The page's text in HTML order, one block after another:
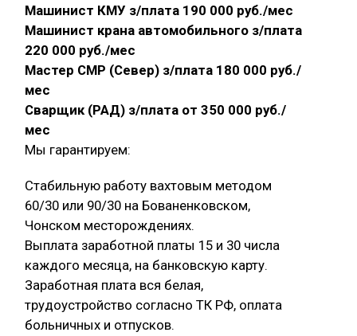
Машинист КМУ з/плата 190 000 руб./мес
Машинист крана автомобильного з/плата
220 000 руб./мес
Мастер СМР (Север) з/плата 180 000 руб./
мес
Сварщик (РАД) з/плата от 350 000 руб./
мес
Мы гарантируем:
Стабильную работу вахтовым методом
60/30 или 90/30 на Бованенковском,
Чонском месторождениях.
Выплата заработной платы 15 и 30 числа
каждого месяца, на банковскую карту.
Заработная плата вся белая,
трудоустройство согласно ТК РФ, оплата
больничных и отпусков.